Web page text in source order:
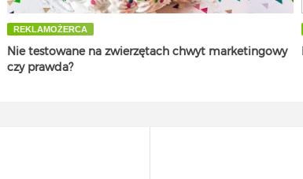
REKLAMOŻERCA
Nie testowane na zwierzętach chwyt marketingowy
czy prawda?